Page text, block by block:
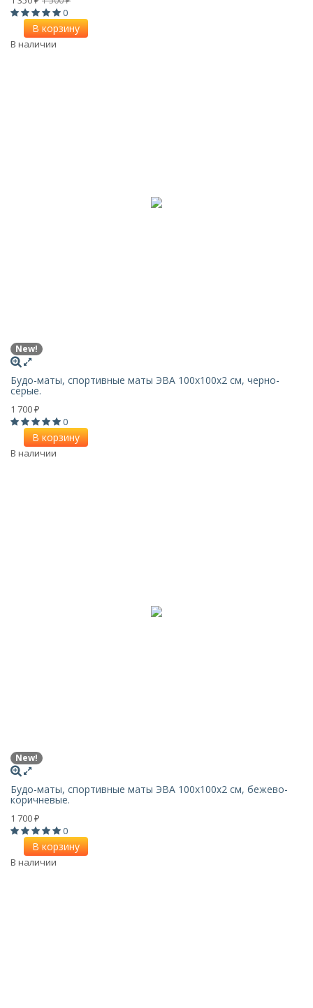
0
В корзину
В наличии
New!
Будо-маты, спортивные маты ЭВА 100х100x2 см, черно-
серые.
1 700 ₽
0
В корзину
В наличии
New!
Будо-маты, спортивные маты ЭВА 100х100x2 см, бежево-
коричневые.
1 700 ₽
0
В корзину
В наличии